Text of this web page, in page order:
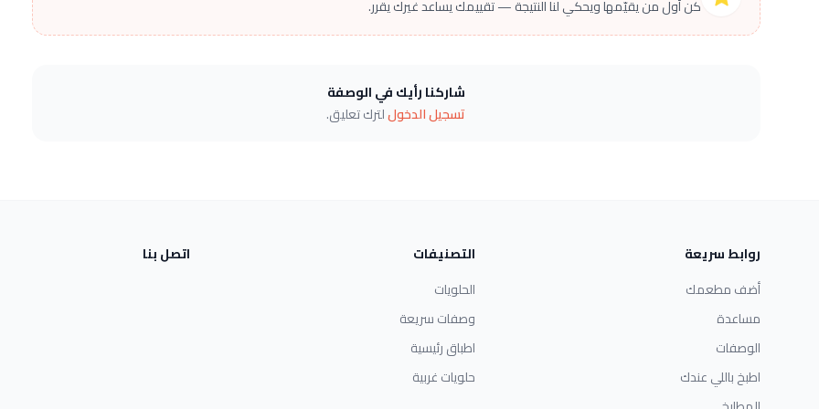
كن أول من يقيّمها ويحكي لنا النتيجة — تقييمك يساعد غيرك يقرر.
شاركنا رأيك في الوصفة
تسجيل الدخوللترك تعليق.
روابط سريعة
أضف مطعمك
مساعدة
الوصفات
اطبخ باللي عندك
التصنيفات
الحلويات
وصفات سريعة
اطباق رئيسية
حلويات غربية
اتصل بنا